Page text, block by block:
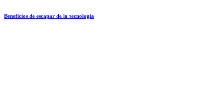
Beneficios de escapar de la tecnología